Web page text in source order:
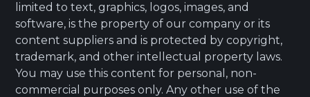
limited to text, graphics, logos, images, and
software, is the property of our company or its
content suppliers and is protected by copyright,
trademark, and other intellectual property laws.
You may use this content for personal, non-
commercial purposes only. Any other use of the